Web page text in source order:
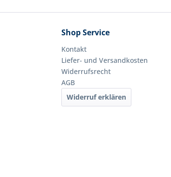
Shop Service
Kontakt
Liefer- und Versandkosten
Widerrufsrecht
AGB
Widerruf erklären